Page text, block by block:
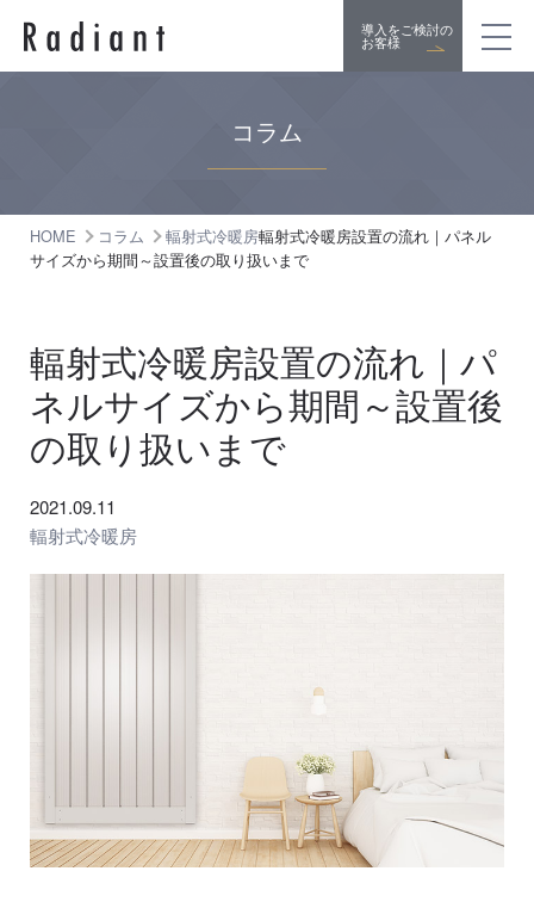
導入をご検討の
お客様
コラム
HOME コラム 輻射式冷暖房輻射式冷暖房設置の流れ｜パネル
サイズから期間～設置後の取り扱いまで
輻射式冷暖房設置の流れ｜パ
ネルサイズから期間～設置後
の取り扱いまで
2021.09.11
輻射式冷暖房